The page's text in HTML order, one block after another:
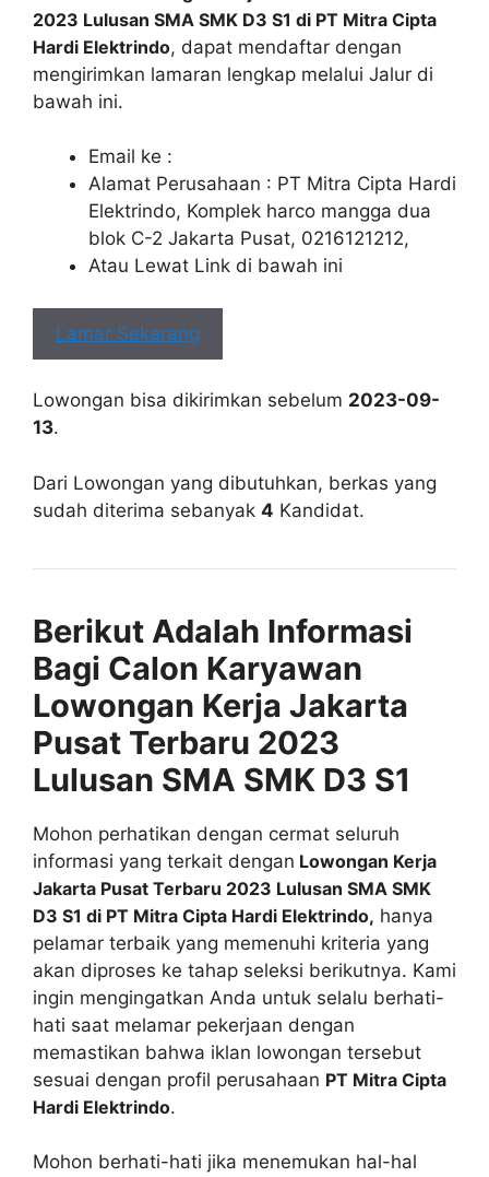
2023 Lulusan SMA SMK D3 S1 di PT Mitra Cipta
Hardi Elektrindo, dapat mendaftar dengan
mengirimkan lamaran lengkap melalui Jalur di
bawah ini.
Email ke :
Alamat Perusahaan : PT Mitra Cipta Hardi
Elektrindo, Komplek harco mangga dua
blok C-2 Jakarta Pusat, 0216121212,
Atau Lewat Link di bawah ini
Lamar Sekarang
Lowongan bisa dikirimkan sebelum 2023-09-
13.
Dari Lowongan yang dibutuhkan, berkas yang
sudah diterima sebanyak 4 Kandidat.
Berikut Adalah Informasi
Bagi Calon Karyawan
Lowongan Kerja Jakarta
Pusat Terbaru 2023
Lulusan SMA SMK D3 S1
Mohon perhatikan dengan cermat seluruh
informasi yang terkait dengan Lowongan Kerja
Jakarta Pusat Terbaru 2023 Lulusan SMA SMK
D3 S1 di PT Mitra Cipta Hardi Elektrindo, hanya
pelamar terbaik yang memenuhi kriteria yang
akan diproses ke tahap seleksi berikutnya. Kami
ingin mengingatkan Anda untuk selalu berhati-
hati saat melamar pekerjaan dengan
memastikan bahwa iklan lowongan tersebut
sesuai dengan profil perusahaan PT Mitra Cipta
Hardi Elektrindo.
Mohon berhati-hati jika menemukan hal-hal